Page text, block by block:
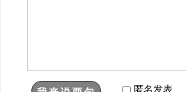
匿名发表